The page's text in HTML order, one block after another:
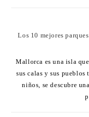
Los 10 mejores
Mallorca es una isla
sus calas y sus
niños, se descubre